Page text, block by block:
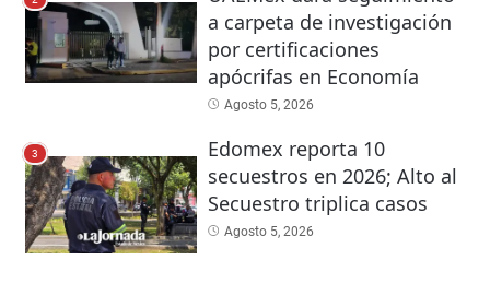
a carpeta de investigación
por certificaciones
apócrifas en Economía
Agosto 5, 2026
3
Edomex reporta 10
secuestros en 2026; Alto al
Secuestro triplica casos
Agosto 5, 2026